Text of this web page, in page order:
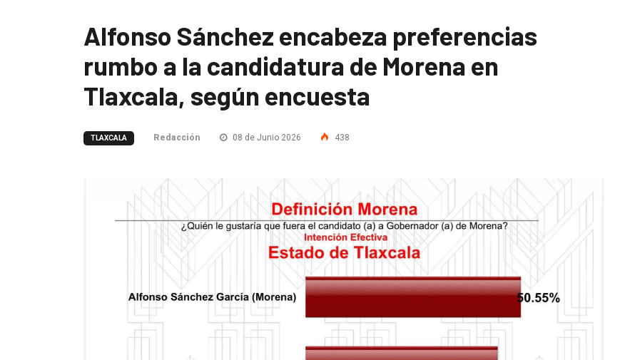
Alfonso Sánchez encabeza preferencias
rumbo a la candidatura de Morena en
Tlaxcala, según encuesta
TLAXCALA Redacción 08 de Junio 2026 438